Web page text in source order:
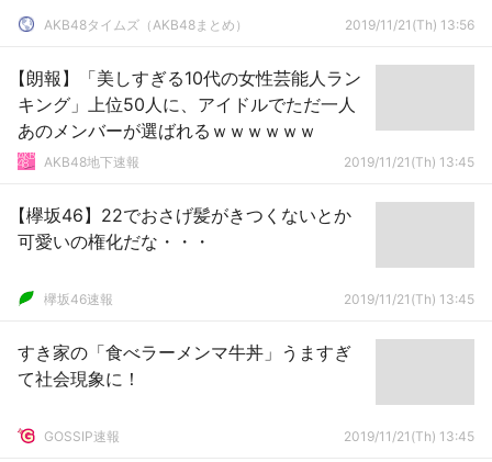
AKB48タイムズ（AKB48まとめ） 2019/11/21(Th) 13:56
【朗報】「美しすぎる10代の女性芸能人ラン
キング」上位50人に、アイドルでただ一人
あのメンバーが選ばれるｗｗｗｗｗｗ
AKB48地下速報 2019/11/21(Th) 13:45
【欅坂46】22でおさげ髪がきつくないとか
可愛いの権化だな・・・
欅坂46速報 2019/11/21(Th) 13:45
すき家の「食べラーメンマ牛丼」うますぎ
て社会現象に！
GOSSIP速報 2019/11/21(Th) 13:45